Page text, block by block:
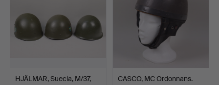
HJÄLMAR, Suecia, M/37,
CASCO, MC Ordonnans.